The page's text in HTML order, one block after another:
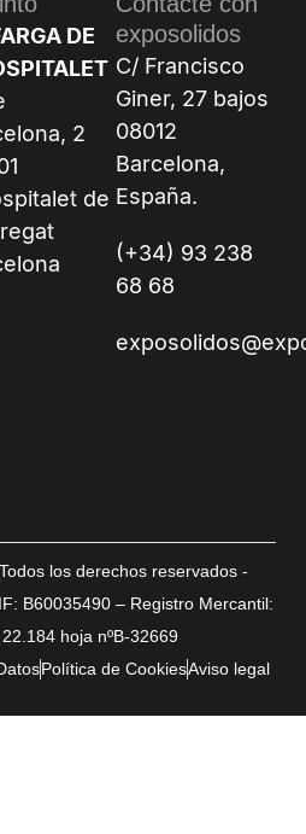
DE
2
de
exposolidos
C/ Francisco
Giner, 27 bajos
08012
Barcelona,
España.
(+34) 93 238
68 68
los derechos reservados -
B60035490 – Registro Mercantil:
hoja nºB-32669
Política de CookiesAviso legal